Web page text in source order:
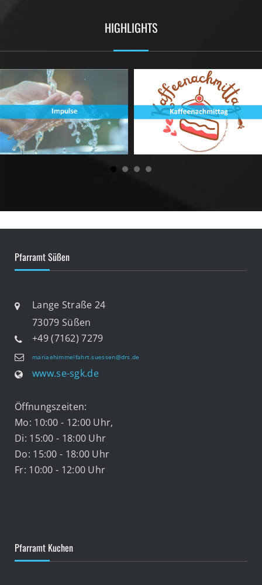
HIGHLIGHTS
Pfarramt Süßen
Lange Straße 24
73079 Süßen
+49 (7162) 7279
mariaehimmelfahrt.suessen@drs.de
www.se-sgk.de
Öffnungszeiten:
Mo: 10:00 - 12:00 Uhr,
Di: 15:00 - 18:00 Uhr
Do: 15:00 - 18:00 Uhr
Fr: 10:00 - 12:00 Uhr
Pfarramt Kuchen